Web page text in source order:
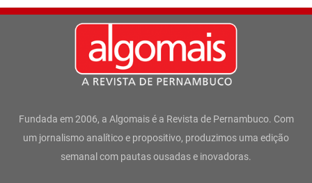
Fundada em 2006, a Algomais é a Revista de Pernambuco. Com
um jornalismo analítico e propositivo, produzimos uma edição
semanal com pautas ousadas e inovadoras.